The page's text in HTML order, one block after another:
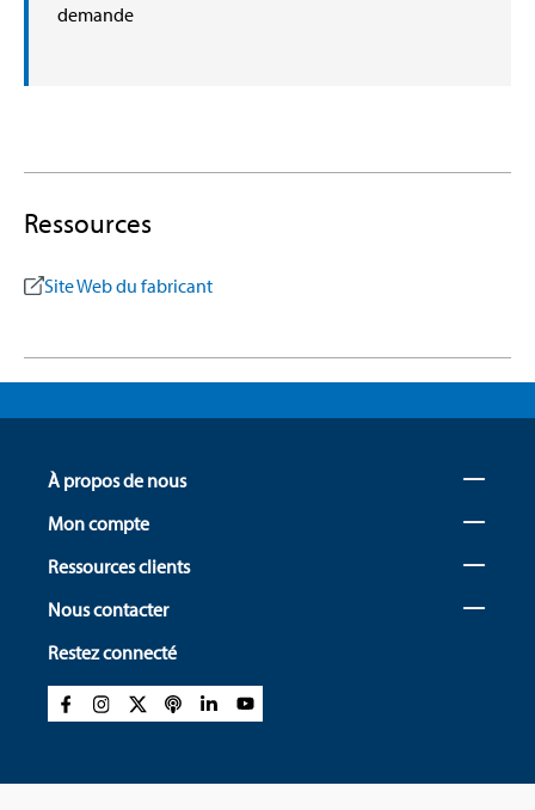
demande
Ressources
Site Web du fabricant
À propos de nous
Mon compte
Ressources clients
Nous contacter
Restez connecté